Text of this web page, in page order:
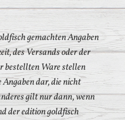
gemachten Angaben
des Versands oder der
Ware stellen
dar, die nicht
gilt nur dann, wenn
der edition goldfisch